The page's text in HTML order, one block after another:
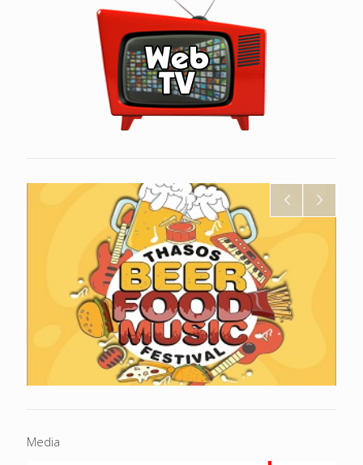
Media